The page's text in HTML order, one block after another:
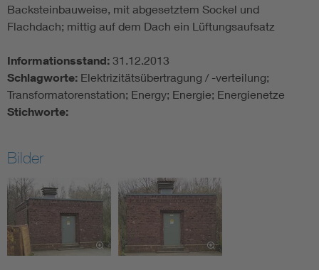
Backsteinbauweise, mit abgesetztem Sockel und
Flachdach; mittig auf dem Dach ein Lüftungsaufsatz
Informationsstand: 31.12.2013
Schlagworte: Elektrizitätsübertragung / -verteilung;
Transformatorenstation; Energy; Energie; Energienetze
Stichworte:
Bilder